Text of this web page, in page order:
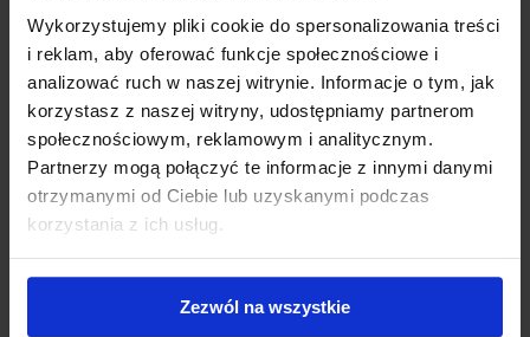
Wykorzystujemy pliki cookie do spersonalizowania treści
i reklam, aby oferować funkcje społecznościowe i
analizować ruch w naszej witrynie. Informacje o tym, jak
korzystasz z naszej witryny, udostępniamy partnerom
społecznościowym, reklamowym i analitycznym.
Partnerzy mogą połączyć te informacje z innymi danymi
otrzymanymi od Ciebie lub uzyskanymi podczas
korzystania z ich usług.
Zezwól na wszystkie
Maska krtaniowa żelowa I-GEL
WYBIERZ